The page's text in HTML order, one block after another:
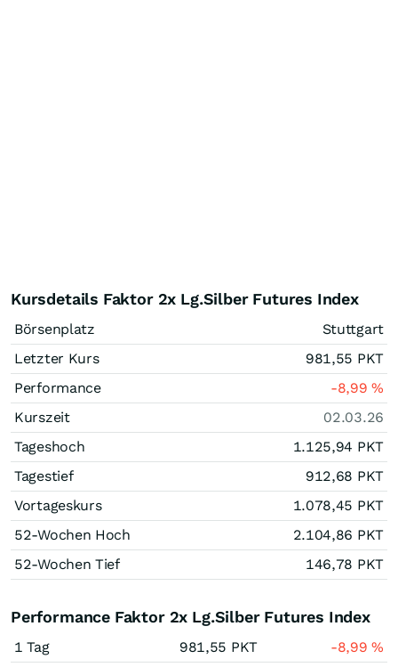
Kursdetails Faktor 2x Lg.Silber Futures Index
Börsenplatz
Stuttgart
Letzter Kurs
981,55 PKT
Performance
-8,99%
Kurszeit
02.03.26
Tageshoch
1.125,94 PKT
Tagestief
912,68 PKT
Vortageskurs
1.078,45 PKT
52-Wochen Hoch
2.104,86 PKT
52-Wochen Tief
146,78 PKT
Performance Faktor 2x Lg.Silber Futures Index
1 Tag 981,55 PKT -8,99%